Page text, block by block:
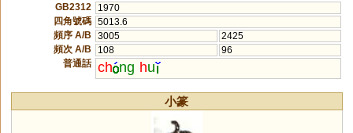
GB2312
1970
四角號碼 5013.6
頻序 A/B
3005
2425
頻次 A/B
108
96
普通話 ch ng hu
小篆